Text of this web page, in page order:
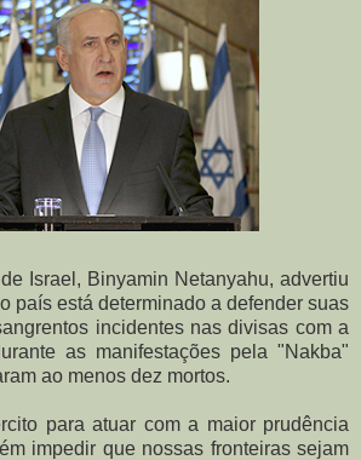
Israel, Binyamin Netanyahu, advertiu
país está determinado a defender suas
incidentes nas divisas com a
as manifestações pela "Nakba"
ao menos dez mortos.
para atuar com a maior prudência
impedir que nossas fronteiras sejam